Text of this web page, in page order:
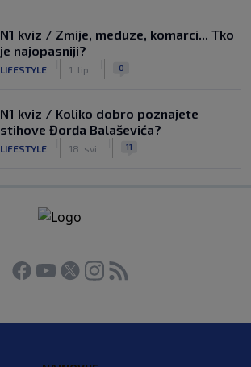
N1 kviz / Zmije, meduze, komarci... Tko
je najopasniji?
LIFESTYLE 1. lip. 0
N1 kviz / Koliko dobro poznajete
stihove Đorđa Balaševića?
LIFESTYLE 18. svi. 11